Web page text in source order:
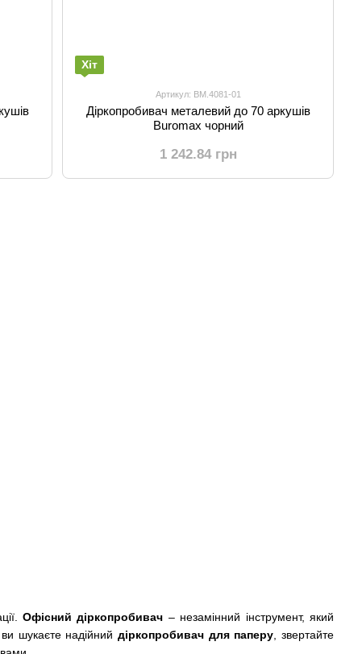
Офісний діркопробивач – незамінний інструмент, який
шукаєте надійний діркопробивач для паперу , звертайте
Хіт
Артикул: BM.4081-01
Діркопробивач металевий до 70 аркушів
Buromax чорний
1 242.84 грн